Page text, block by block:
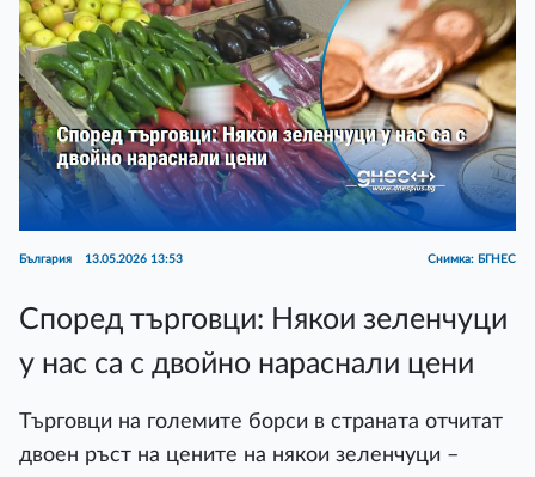
България 13.05.2026 13:53 Снимка: БГНЕС
Според търговци: Някои зеленчуци
у нас са с двойно нараснали цени
Търговци на големите борси в страната отчитат
двоен ръст на цените на някои зеленчуци –